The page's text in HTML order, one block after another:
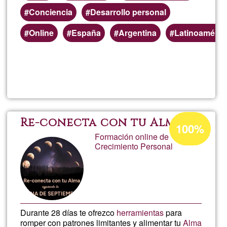
Conciencia
Desarrollo personal
Preferred
(geographic)
Online España Argentina
de
Re-conecta con tu Alma
Formación online de
Crecimiento Personal
Durante 28 días te ofrezco herramientaspara
romper con patrones limitantes y alimentar tuAlma
Acceptance
percentage
of
100%